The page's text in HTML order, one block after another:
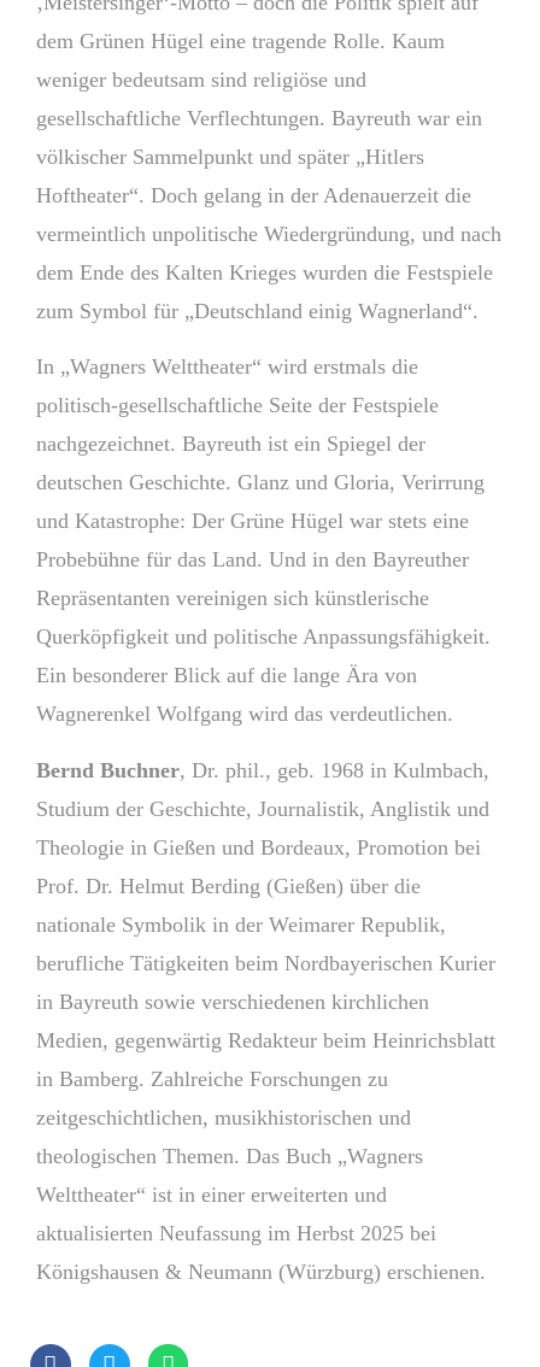
dem Grünen Hügel eine tragende Rolle. Kaum
weniger bedeutsam sind religiöse und
gesellschaftliche Verflechtungen. Bayreuth war ein
völkischer Sammelpunkt und später „Hitlers
Hoftheater“. Doch gelang in der Adenauerzeit die
vermeintlich unpolitische Wiedergründung, und nach
dem Ende des Kalten Krieges wurden die Festspiele
zum Symbol für „Deutschland einig Wagnerland“.
In „Wagners Welttheater“ wird erstmals die
politisch-gesellschaftliche Seite der Festspiele
nachgezeichnet. Bayreuth ist ein Spiegel der
deutschen Geschichte. Glanz und Gloria, Verirrung
und Katastrophe: Der Grüne Hügel war stets eine
Probebühne für das Land. Und in den Bayreuther
Repräsentanten vereinigen sich künstlerische
Querköpfigkeit und politische Anpassungsfähigkeit.
Ein besonderer Blick auf die lange Ära von
Wagnerenkel Wolfgang wird das verdeutlichen.
Bernd Buchner, Dr. phil., geb. 1968 in Kulmbach,
Studium der Geschichte, Journalistik, Anglistik und
Theologie in Gießen und Bordeaux, Promotion bei
Prof. Dr. Helmut Berding (Gießen) über die
nationale Symbolik in der Weimarer Republik,
berufliche Tätigkeiten beim Nordbayerischen Kurier
in Bayreuth sowie verschiedenen kirchlichen
Medien, gegenwärtig Redakteur beim Heinrichsblatt
in Bamberg. Zahlreiche Forschungen zu
zeitgeschichtlichen, musikhistorischen und
theologischen Themen. Das Buch „Wagners
Welttheater“ ist in einer erweiterten und
aktualisierten Neufassung im Herbst 2025 bei
Königshausen & Neumann (Würzburg) erschienen.